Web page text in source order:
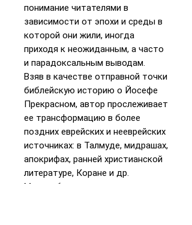
понимание читателями в
зависимости от эпохи и среды в
которой они жили, иногда
приходя к неожиданным, а часто
и парадоксальным выводам.
Взяв в качестве отправной точки
библейскую историю о Йосефе
Прекрасном, автор прослеживает
ее трансформацию в более
поздних еврейских и нееврейских
источниках: в Талмуде, мидрашах,
апокрифах, ранней христианской
литературе, Коране и др.
Многообразие использованных